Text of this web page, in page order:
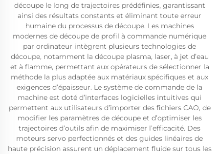
découpe le long de trajectoires prédéfinies, garantissant
ainsi des résultats constants et éliminant toute erreur
humaine du processus de découpe. Les machines
modernes de découpe de profil à commande numérique
par ordinateur intègrent plusieurs technologies de
découpe, notamment la découpe plasma, laser, à jet d’eau
et à flamme, permettant aux opérateurs de sélectionner la
méthode la plus adaptée aux matériaux spécifiques et aux
exigences d’épaisseur. Le système de commande de la
machine est doté d’interfaces logicielles intuitives qui
permettent aux utilisateurs d’importer des fichiers CAO, de
modifier les paramètres de découpe et d’optimiser les
trajectoires d’outils afin de maximiser l’efficacité. Des
moteurs servo perfectionnés et des guides linéaires de
haute précision assurent un déplacement fluide sur tous les